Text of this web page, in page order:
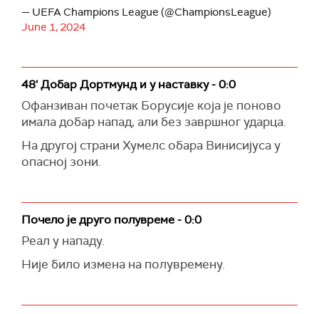
— UEFA Champions League (@ChampionsLeague)
June 1, 2024
48' Добар Дортмунд и у наставку - 0:0
Офанзиван почетак Борусије која је поново
имала добар напад, али без завршног ударца.
На другој страни Хумелс обара Винисијуса у
опасној зони.
Почело је друго полувреме - 0:0
Реал у нападу.
Није било измена на полувремену.